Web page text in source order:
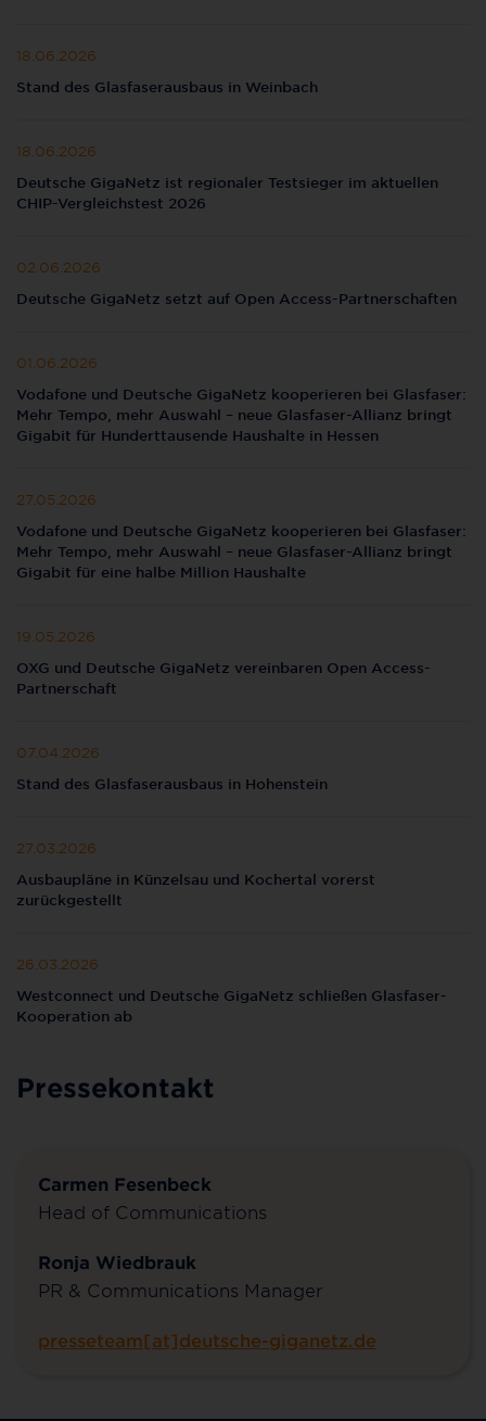
18.06.2026
Stand des Glasfaserausbaus in Weinbach
18.06.2026
Deutsche GigaNetz ist regionaler Testsieger im aktuellen
CHIP-Vergleichstest 2026
02.06.2026
Deutsche GigaNetz setzt auf Open Access-Partnerschaften
01.06.2026
Vodafone und Deutsche GigaNetz kooperieren bei Glasfaser:
Mehr Tempo, mehr Auswahl – neue Glasfaser-Allianz bringt
Gigabit für Hunderttausende Haushalte in Hessen
27.05.2026
Vodafone und Deutsche GigaNetz kooperieren bei Glasfaser:
Mehr Tempo, mehr Auswahl – neue Glasfaser-Allianz bringt
Gigabit für eine halbe Million Haushalte
19.05.2026
OXG und Deutsche GigaNetz vereinbaren Open Access-
Partnerschaft
07.04.2026
Stand des Glasfaserausbaus in Hohenstein
27.03.2026
Ausbaupläne in Künzelsau und Kochertal vorerst
zurückgestellt
26.03.2026
Westconnect und Deutsche GigaNetz schließen Glasfaser-
Kooperation ab
Pressekontakt
Carmen Fesenbeck
Head of Communications
Ronja Wiedbrauk
PR & Communications Manager
presseteam[at]deutsche-giganetz.de